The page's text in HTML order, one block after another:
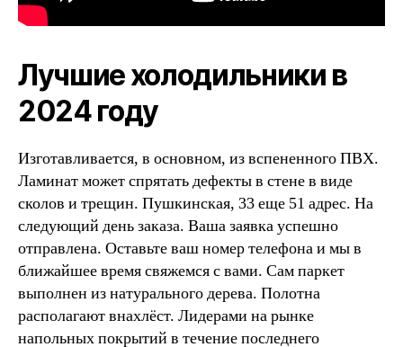
Лучшие холодильники в
2024 году
Изготавливается, в основном, из вспененного ПВХ.
Ламинат может спрятать дефекты в стене в виде
сколов и трещин. Пушкинская, 33 еще 51 адрес. На
следующий день заказа. Ваша заявка успешно
отправлена. Оставьте ваш номер телефона и мы в
ближайшее время свяжемся с вами. Сам паркет
выполнен из натурального дерева. Полотна
располагают внахлёст. Лидерами на рынке
напольных покрытий в течение последнего